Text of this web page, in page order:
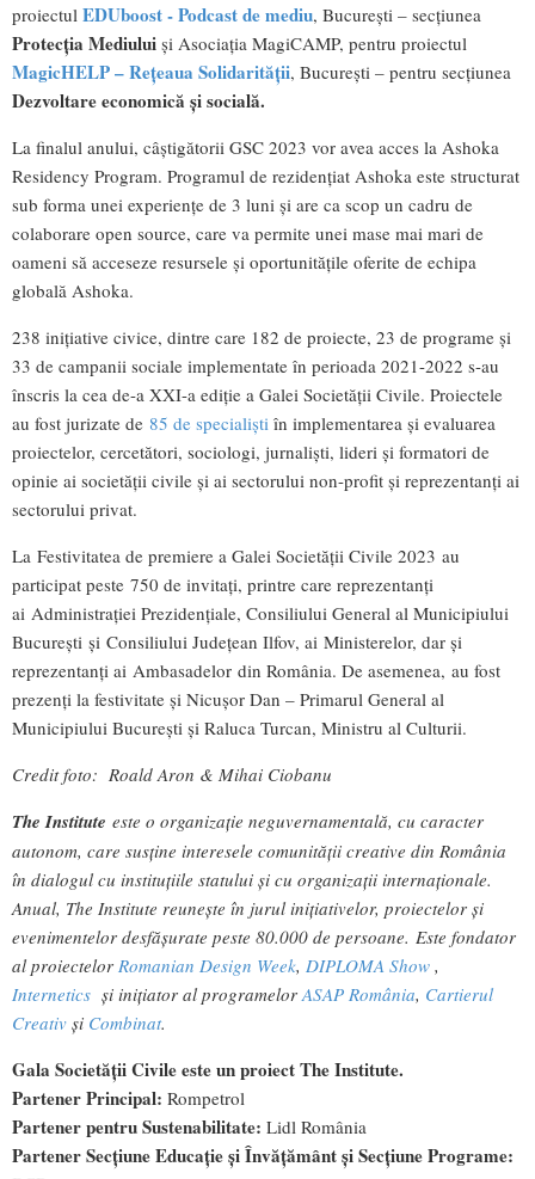
proiectul EDUboost - Podcast de mediu, București – secțiunea
Protecția Mediului și Asociația MagiCAMP, pentru proiectul
MagicHELP – Rețeaua Solidarității, București – pentru secțiunea
Dezvoltare economică și socială.
La finalul anului, câştigătorii GSC 2023 vor avea acces la Ashoka
Residency Program. Programul de rezidențiat Ashoka este structurat
sub forma unei experiențe de 3 luni şi are ca scop un cadru de
colaborare open source, care va permite unei mase mai mari de
oameni să acceseze resursele și oportunitățile oferite de echipa
globală Ashoka.
238 inițiative civice, dintre care 182 de proiecte, 23 de programe și
33 de campanii sociale implementate în perioada 2021-2022 s-au
înscris la cea de-a XXI-a ediţie a Galei Societăţii Civile. Proiectele
au fost jurizate de 85 de specialiști în implementarea și evaluarea
proiectelor, cercetători, sociologi, jurnaliști, lideri și formatori de
opinie ai societății civile și ai sectorului non-profit și reprezentanți ai
sectorului privat.
La Festivitatea de premiere a Galei Societății Civile 2023 au
participat peste 750 de invitați, printre care reprezentanți
ai Administrației Prezidențiale, Consiliului General al Municipiului
București și Consiliului Județean Ilfov, ai Ministerelor, dar și
reprezentanți ai Ambasadelor din România. De asemenea, au fost
prezenţi la festivitate şi Nicușor Dan – Primarul General al
Municipiului București şi Raluca Turcan, Ministru al Culturii.
Credit foto: Roald Aron & Mihai Ciobanu
The Institute este o organizaţie neguvernamentală, cu caracter
autonom, care susţine interesele comunităţii creative din România
în dialogul cu instituţiile statului şi cu organizații internaţionale.
Anual, The Institute reunește în jurul inițiativelor, proiectelor și
evenimentelor desfășurate peste 80.000 de persoane. Este fondator
al proiectelor Romanian Design Week, DIPLOMA Show ,
Internetics și inițiator al programelor ASAP România, Cartierul
Creativ și Combinat.
Gala Societății Civile este un proiect The Institute.
Partener Principal: Rompetrol
Partener pentru Sustenabilitate: Lidl România
Partener Secțiune Educație și Învățământ şi Secţiune Programe: